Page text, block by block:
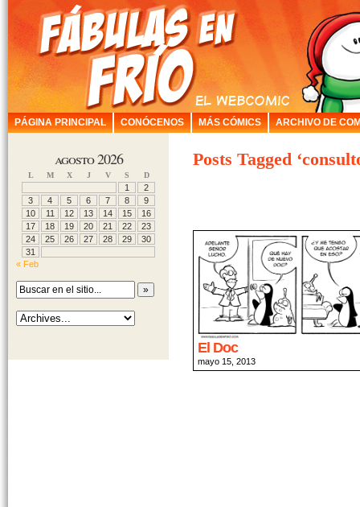
PÁGINA PRINCIPAL CONÓCENOS MÁS CÓMICS ARCHIVO DE
agosto 2026
L M X J V S D
1
2
3
4 5 6 7 8
9
10
11 12 13 14 15
16
17
18 19 20 21 22
23
24
25 26 27 28 29
30
31
« Feb
Posts Tagged
El Doc
mayo 15, 2013